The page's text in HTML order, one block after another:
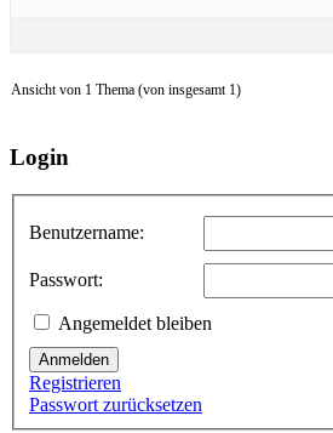
Ansicht von 1 Thema (von insgesamt 1)
Login
Benutzername:
Passwort:
Angemeldet bleiben
Anmelden
Registrieren
Passwort zurücksetzen